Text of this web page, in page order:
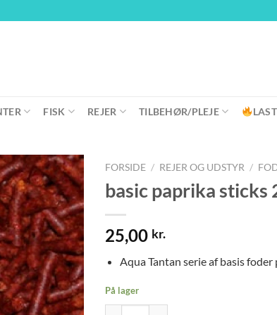
FISK REJER TILBEHØR/PLEJE
FORSIDE / REJER OG UDSTYR /
basic paprika sticks
25,00 kr.
Aqua Tantan serie af basis
På lager